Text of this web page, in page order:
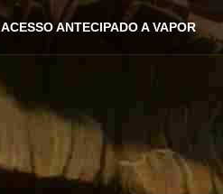
ACESSO ANTECIPADO A VAPOR